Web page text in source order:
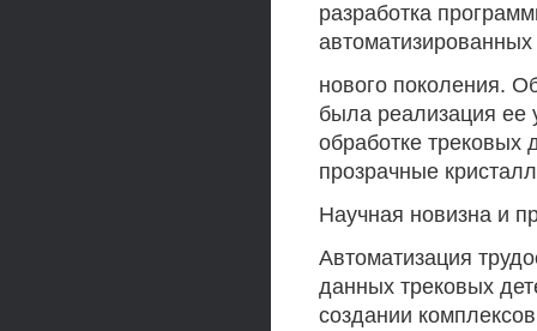
разработка
нового поколения.
была реализация ее
обработке трековых
прозрачные
Научная новизна и
Автоматизация
данных трековых
создании